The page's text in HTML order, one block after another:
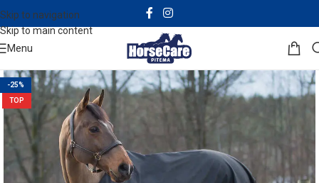
Skip to navigation
Skip to main content
Menu
-25%
TOP